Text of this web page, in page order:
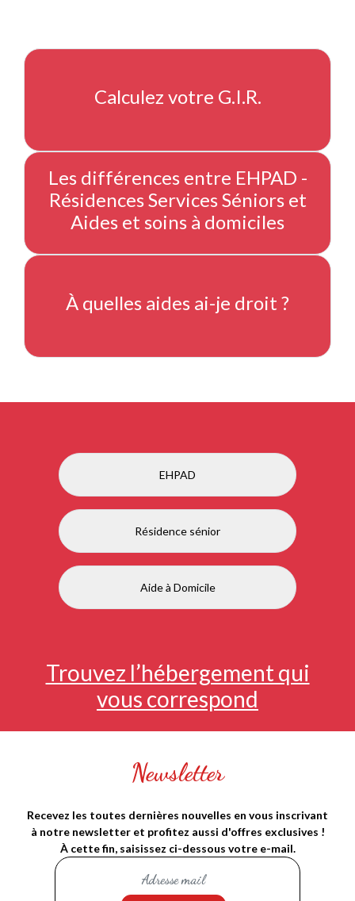
Calculez votre G.I.R.
Les différences entre EHPAD -
Résidences Services Séniors et
Aides et soins à domiciles
À quelles aides ai-je droit ?
EHPAD
Résidence sénior
Aide à Domicile
Trouvez l’hébergement qui
vous correspond
Newsletter
Recevez les toutes dernières nouvelles en vous inscrivant
à notre newsletter et profitez aussi d'offres exclusives !
À cette fin, saisissez ci-dessous votre e-mail.